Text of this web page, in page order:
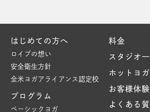
はじめての方へ
ロイブの想い
安全衛生方針
全米ヨガアライアンス認定校
プログラム
ベーシックヨガ
料金
スタジオ
ホットヨ
お客様体
よくある